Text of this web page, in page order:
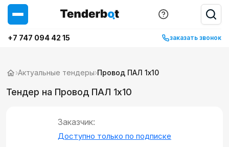
+7 747 094 42 15 заказать звонок
›Актуальные тендеры›Провод ПАЛ 1х10
Тендер на Провод ПАЛ 1х10
Заказчик:
Доступно только по подписке